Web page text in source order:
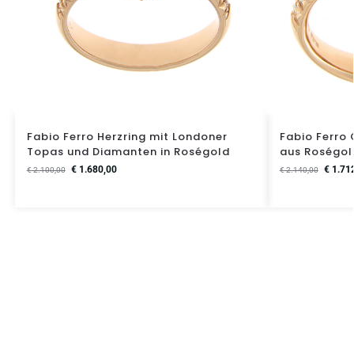
Fabio Ferro Herzring mit Londoner
Topas und Diamanten in Roségold
€2.100,00 €1.680,00
Fabio Ferro
aus
€2.140,00 €